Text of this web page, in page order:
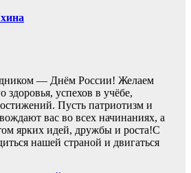
— Днём России! Желаем
здоровья, успехов в учёбе,
Пусть патриотизм и
вас во всех начинаниях, а
ярких идей, дружбы и роста!С
нашей страной и двигаться